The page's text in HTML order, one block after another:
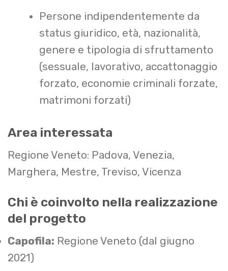
Persone indipendentemente da
status giuridico, età, nazionalità,
genere e tipologia di sfruttamento
(sessuale, lavorativo, accattonaggio
forzato, economie criminali forzate,
matrimoni forzati)
Area interessata
Regione Veneto: Padova, Venezia,
Marghera, Mestre, Treviso, Vicenza
Chi è coinvolto nella realizzazione
del progetto
Capofila: Regione Veneto (dal giugno
2021)